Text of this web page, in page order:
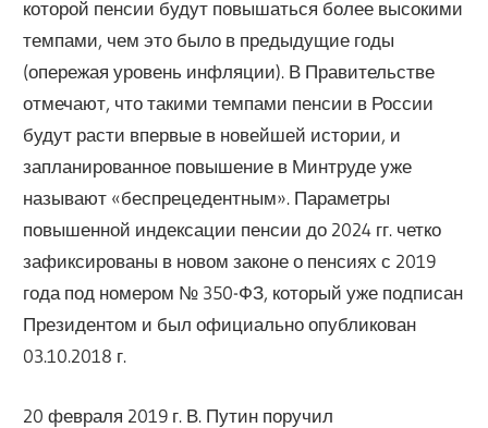
которой пенсии будут повышаться более высокими
темпами, чем это было в предыдущие годы
(опережая уровень инфляции). В Правительстве
отмечают, что такими темпами пенсии в России
будут расти впервые в новейшей истории, и
запланированное повышение в Минтруде уже
называют «беспрецедентным». Параметры
повышенной индексации пенсии до 2024 гг. четко
зафиксированы в новом законе о пенсиях с 2019
года под номером № 350-ФЗ, который уже подписан
Президентом и был официально опубликован
03.10.2018 г.
20 февраля 2019 г. В. Путин поручил